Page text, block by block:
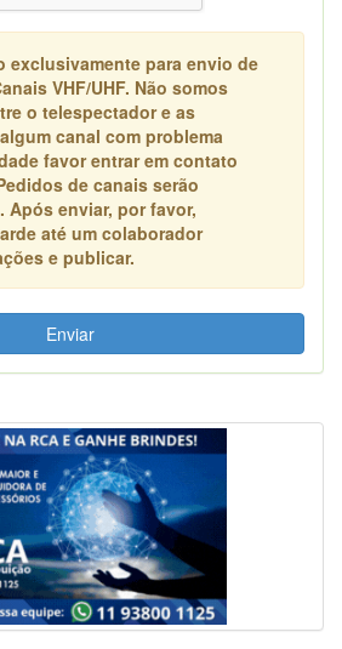
exclusivamente para envio de
VHF/UHF. Não somos
o telespectador e as
canal com problema
favor entrar em contato
de canais serão
enviar, por favor,
até um colaborador
e publicar.
Enviar